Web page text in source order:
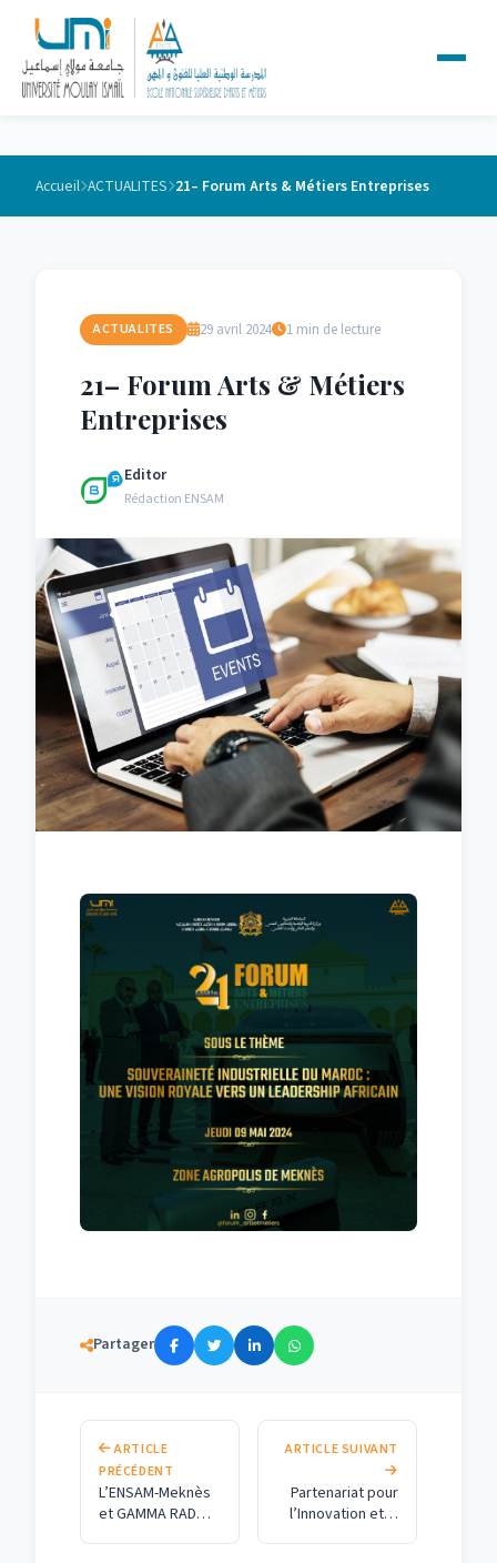
Accueil ACTUALITES 21– Forum Arts & Métiers Entreprises
ACTUALITES 29 avril 2024 1 min de lecture
21– Forum Arts & Métiers
Entreprises
Editor
Rédaction ENSAM
Partager
ARTICLE
PRÉCÉDENT
L’ENSAM-Meknès
et GAMMA RAD
ARTICLE SUIVANT
Partenariat pour
l’Innovation et la